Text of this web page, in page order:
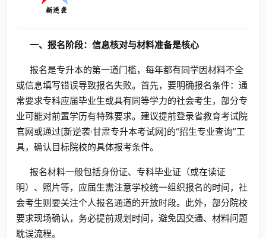
一、报名阶段：信息核对与材料准备是核心
报名是专升本的第一道门槛，每年都有同学因材料不全
或信息填写错误导致报名失败。首先，要明确报名条件：通
常要求专科应届毕业生或具有同等学力的社会考生，部分专
业可能对前置学历有特殊要求。建议提前登录省教育考试院
官网或通过[新逆袭·甘肃专升本考试网]的“招生专业查询”工
具，确认目标院校的具体报考条件。
报名材料一般包括身份证、专科毕业证（或在读证
明）、照片等，应届生需注意学校统一组织报名的时间，社
会考生则要关注个人报名通道的开放时段。此外，部分院校
要求现场确认，务必提前规划时间，避免因交通、材料问题
耽误流程。